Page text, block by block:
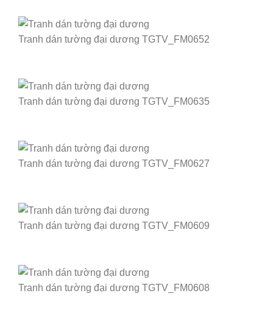
Tranh dán tường đại dương TGTV_FM0652
Tranh dán tường đại dương TGTV_FM0635
Tranh dán tường đại dương TGTV_FM0627
Tranh dán tường đại dương TGTV_FM0609
Tranh dán tường đại dương TGTV_FM0608